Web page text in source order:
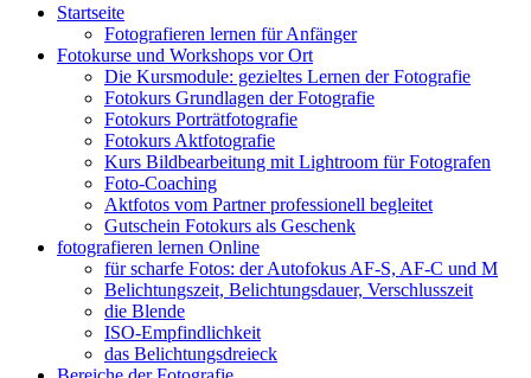
Startseite
Fotografieren lernen für Anfänger
Fotokurse und Workshops vor Ort
Die Kursmodule: gezieltes Lernen der Fotografie
Fotokurs Grundlagen der Fotografie
Fotokurs Porträtfotografie
Fotokurs Aktfotografie
Kurs Bildbearbeitung mit Lightroom für Fotografen
Foto-Coaching
Aktfotos vom Partner professionell begleitet
Gutschein Fotokurs als Geschenk
fotografieren lernen Online
für scharfe Fotos: der Autofokus AF-S, AF-C und M
Belichtungszeit, Belichtungsdauer, Verschlusszeit
die Blende
ISO-Empfindlichkeit
das Belichtungsdreieck